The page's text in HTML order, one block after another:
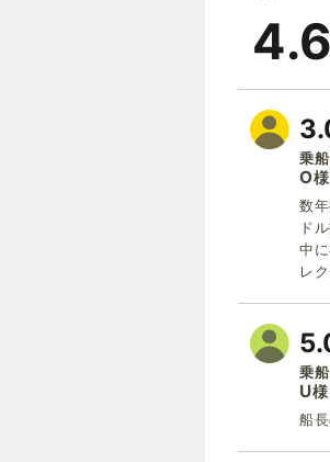
4.6
乗船
O様
数
ド
中
レ
乗船
U様
船